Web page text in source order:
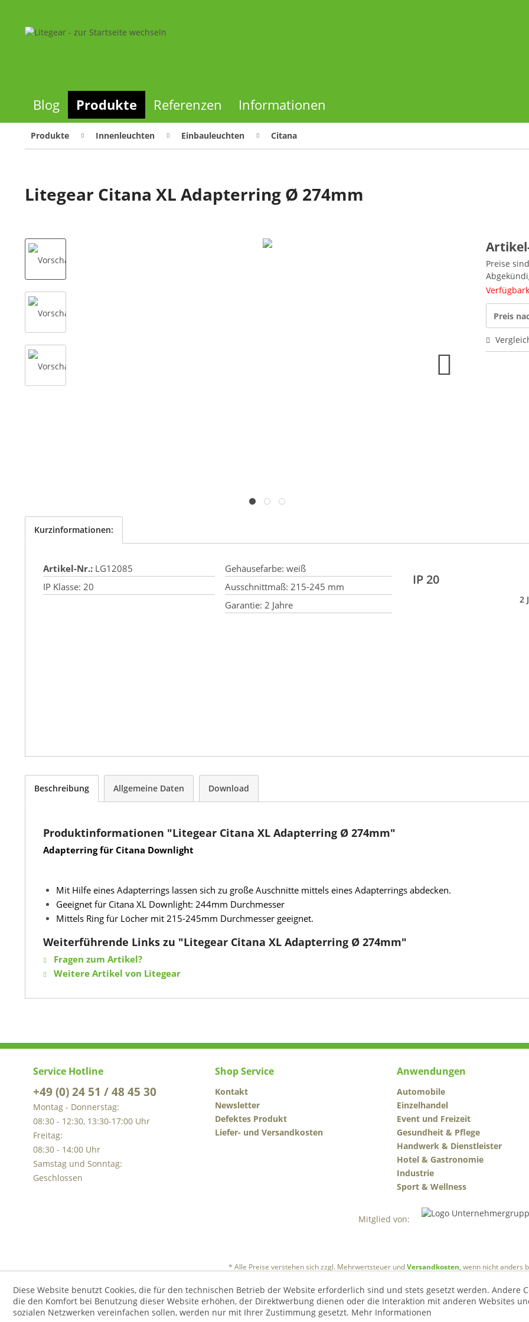
Blog Produkte Referenzen Informationen
Produkte Innenleuchten Einbauleuchten Citana
Litegear Citana XL Adapterring Ø 274mm
Preise
Preis
Kurzinformationen:
Artikel-Nr.: LG12085
IP Klasse: 20
Gehäusefarbe: weiß
Ausschnittmaß: 215-245 mm
Garantie: 2 Jahre
IP 20
2
Beschreibung Allgemeine Daten Download
Produktinformationen "Litegear Citana XL Adapterring Ø 274mm"
Adapterring für Citana Downlight
Mit Hilfe eines Adapterrings lassen sich zu große Auschnitte mittels eines Adapterrings abdecken.
Geeignet für Citana XL Downlight: 244mm Durchmesser
Mittels Ring für Löcher mit 215-245mm Durchmesser geeignet.
Weiterführende Links zu "Litegear Citana XL Adapterring Ø 274mm"
Fragen zum Artikel?
Weitere Artikel von Litegear
Service Hotline
+49 (0) 24 51 / 48 45 30
Montag - Donnerstag:
08:30 - 12:30, 13:30-17:00 Uhr
Freitag:
08:30 - 14:00 Uhr
Samstag und Sonntag:
Geschlossen
Shop Service
Kontakt
Newsletter
Defektes Produkt
Liefer- und Versandkosten
Anwendungen
Automobile
Einzelhandel
Event und Freizeit
Gesundheit & Pflege
Handwerk & Dienstleister
Hotel & Gastronomie
Industrie
Sport & Wellness
Mitglied von:
* Alle Preise verstehen sich zzgl. Mehrwertsteuer undVersandkosten, wenn nicht anders
Diese Website benutzt Cookies, die für den technischen Betrieb der Website erforderlich sind und stets gesetzt werden. Andere
die den Komfort bei Benutzung dieser Website erhöhen, der Direktwerbung dienen oder die Interaktion mit anderen Websites
sozialen Netzwerken vereinfachen sollen, werden nur mit Ihrer Zustimmung gesetzt. Mehr Informationen